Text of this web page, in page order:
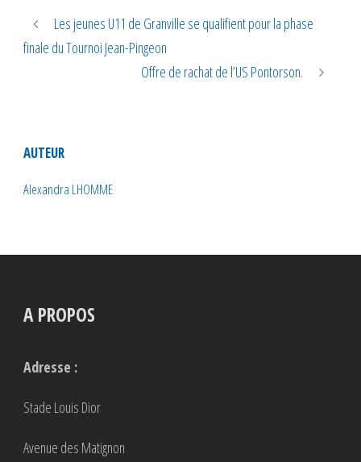
Les jeunes U11 de Granville se qualifient pour la phase
finale du Tournoi Jean-Pingeon
Offre de rachat de l’US Pontorson.
AUTEUR
Alexandra LHOMME
A PROPOS
Adresse :
Stade Louis Dior
Avenue des Matignon